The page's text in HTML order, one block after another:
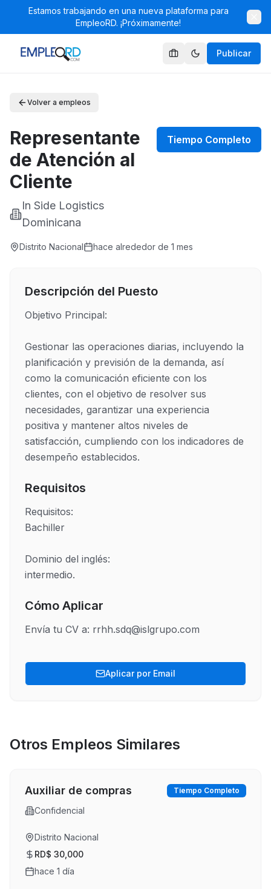
Estamos trabajando en una nueva plataforma para
EmpleoRD. ¡Próximamente!
Publicar
Volver a empleos
Representante
de Atención al
Cliente
In Side Logistics
Dominicana
Tiempo Completo
Distrito Nacional hace alrededor de 1 mes
Descripción del Puesto
Objetivo Principal:
Gestionar las operaciones diarias, incluyendo la
planificación y previsión de la demanda, así
como la comunicación eficiente con los
clientes, con el objetivo de resolver sus
necesidades, garantizar una experiencia
positiva y mantener altos niveles de
satisfacción, cumpliendo con los indicadores de
desempeño establecidos.
Requisitos
Requisitos:
Bachiller
Dominio del inglés:
intermedio.
Cómo Aplicar
Envía tu CV a: rrhh.sdq@islgrupo.com
Aplicar por Email
Otros Empleos Similares
Auxiliar de compras Tiempo Completo
Confidencial
Distrito Nacional
RD$ 30,000
hace 1 día